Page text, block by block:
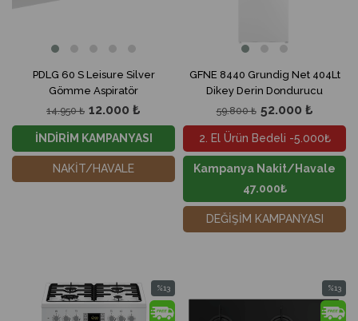
PDLG 60 S Leisure Silver
Gömme Aspiratör
12.000 ₺
14.950 ₺
İNDİRİM KAMPANYASI
NAKİT/HAVALE
GFNE 8440 Grundig Net 404Lt
Dikey Derin Dondurucu
52.000 ₺
59.800 ₺
2. El Ürün Bedeli -5.000₺
Kampanya Nakit/Havale
47.000₺
DEĞİŞİM KAMPANYASI
%13
İndirim
%13
İndirim